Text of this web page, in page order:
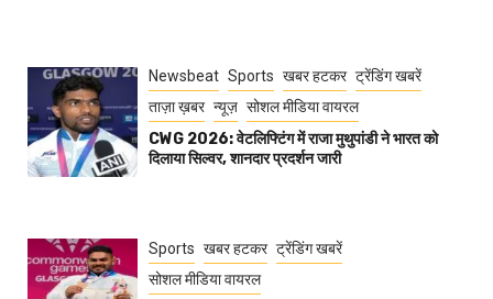
Newsbeat Sports खबर हटकर ट्रेंडिंग खबरें
ताज़ा ख़बर न्यूज़ सोशल मीडिया वायरल
CWG 2026: वेटलिफ्टिंग में राजा मुथुपांडी ने भारत को
दिलाया सिल्वर, शानदार प्रदर्शन जारी
Sports खबर हटकर ट्रेंडिंग खबरें
सोशल मीडिया वायरल